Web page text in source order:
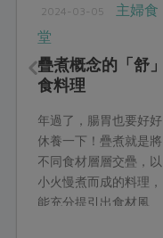
2024-03-05
主婦食
堂
疊煮概念的「舒」
食料理
年過了，腸胃也要好好
休養一下！疊煮就是將
不同食材層層交疊，以
小火慢煮而成的料理，
能充分提引出食材風